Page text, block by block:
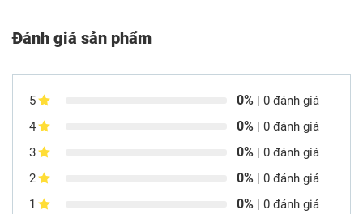
Đánh giá sản phẩm
5 0% | 0 đánh giá
4
0% | 0 đánh giá
3
0% | 0 đánh giá
2
0% | 0 đánh giá
1
0% | 0 đánh giá